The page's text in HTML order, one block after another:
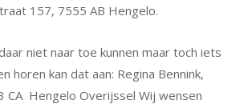
157, 7555 AB Hengelo.
niet naar toe kunnen maar toch iets
horen kan dat aan: Regina Bennink,
CA Hengelo Overijssel Wij wensen